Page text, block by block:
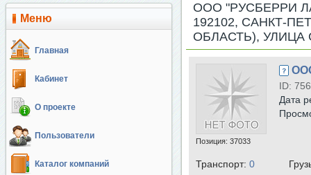
Меню
Главная
Кабинет
О проекте
Пользователи
Каталог компаний
ООО "РУСБЕРРИ
192102, САНКТ-
ОБЛАСТЬ), УЛИЦА
Позиция: 37033
ID: 756
Дата
Транспорт: 0